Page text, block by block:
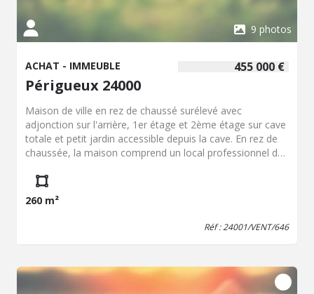
9 photos
455 000 €
ACHAT - IMMEUBLE
Périgueux 24000
Maison de ville en rez de chaussé surélevé avec
adjonction sur l'arrière, 1er étage et 2ème étage sur cave
totale et petit jardin accessible depuis la cave. En rez de
chaussée, la maison comprend un local professionnel de
salle d'attente, accueil, sanitaires, 3 bureaux et 3 salles
d'examen. Au 1er étage, sur 63 m², 3 pièces et un
dégagement, à usage d'archives. Au 2ème étage, 64 m²,
260 m²
Réf : 24001/VENT/646